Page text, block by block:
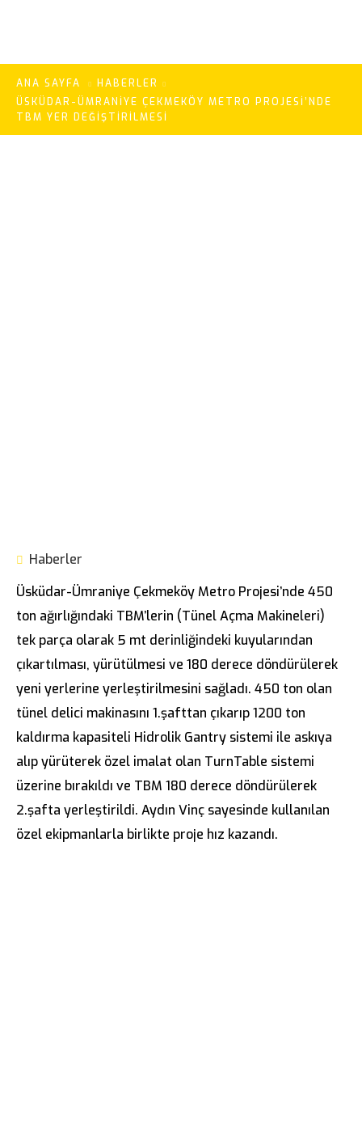
ANA SAYFA
HABERLER
ÜSKÜDAR-ÜMRANIYE ÇEKMEKÖY METRO PROJESI’NDE
TBM YER DEĞIŞTIRILMESI
Haberler
Üsküdar-Ümraniye Çekmeköy Metro Projesi’nde 450
ton ağırlığındaki TBM’lerin (Tünel Açma Makineleri)
tek parça olarak 5 mt derinliğindeki kuyularından
çıkartılması, yürütülmesi ve 180 derece döndürülerek
yeni yerlerine yerleştirilmesini sağladı. 450 ton olan
tünel delici makinasını 1.şafttan çıkarıp 1200 ton
kaldırma kapasiteli Hidrolik Gantry sistemi ile askıya
alıp yürüterek özel imalat olan TurnTable sistemi
üzerine bırakıldı ve TBM 180 derece döndürülerek
2.şafta yerleştirildi. Aydın Vinç sayesinde kullanılan
özel ekipmanlarla birlikte proje hız kazandı.